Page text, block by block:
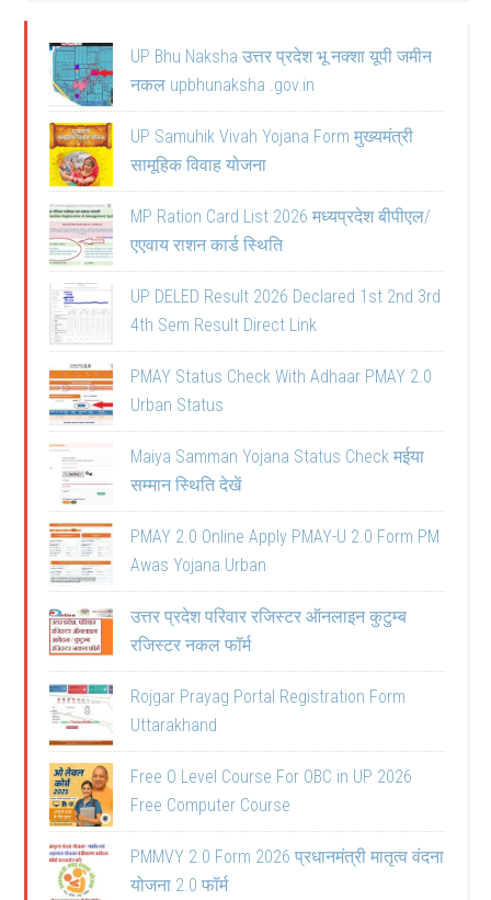
UP Bhu Naksha उत्तर प्रदेश भू नक्शा यूपी जमीन
नकल upbhunaksha .gov.in
UP Samuhik Vivah Yojana Form मुख्यमंत्री
सामूहिक विवाह योजना
MP Ration Card List 2026 मध्यप्रदेश बीपीएल/
एएवाय राशन कार्ड स्थिति
UP DELED Result 2026 Declared 1st 2nd 3rd
4th Sem Result Direct Link
PMAY Status Check With Adhaar PMAY 2.0
Urban Status
Maiya Samman Yojana Status Check मईया
सम्मान स्थिति देखें
PMAY 2.0 Online Apply PMAY-U 2.0 Form PM
Awas Yojana Urban
उत्तर प्रदेश परिवार रजिस्टर ऑनलाइन कुटुम्ब
रजिस्टर नकल फॉर्म
Rojgar Prayag Portal Registration Form
Uttarakhand
Free O Level Course For OBC in UP 2026
Free Computer Course
PMMVY 2.0 Form 2026 प्रधानमंत्री मातृत्व वंदना
योजना 2.0 फॉर्म